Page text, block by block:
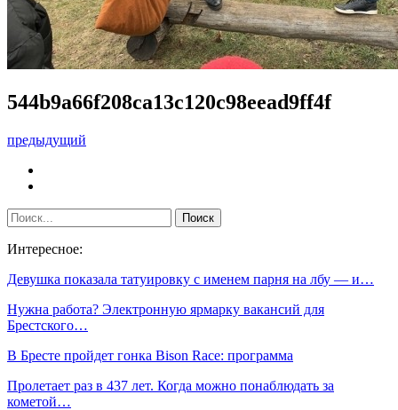
544b9a66f208ca13c120c98eead9ff4f
предыдущий
Интересное:
Девушка показала татуировку с именем парня на лбу — и…
Нужна работа? Электронную ярмарку вакансий для
Брестского…
В Бресте пройдет гонка Bison Race: программа
Пролетает раз в 437 лет. Когда можно понаблюдать за
кометой…